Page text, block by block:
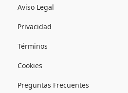
Aviso Legal
Privacidad
Términos
Cookies
Preguntas Frecuentes